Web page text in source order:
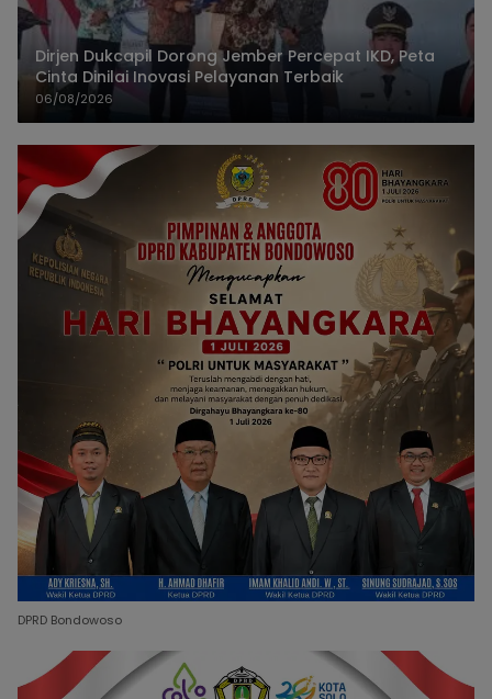
Dirjen Dukcapil Dorong Jember Percepat IKD, Peta
Cinta Dinilai Inovasi Pelayanan Terbaik
06/08/2026
DPRD Bondowoso